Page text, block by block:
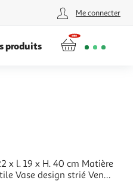
Me connecter
produits
x l. 19 x H. 40 cm Matière
Vase design strié Vendu